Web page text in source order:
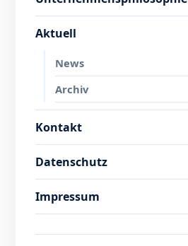
Aktuell
News
Archiv
Kontakt
Datenschutz
Impressum